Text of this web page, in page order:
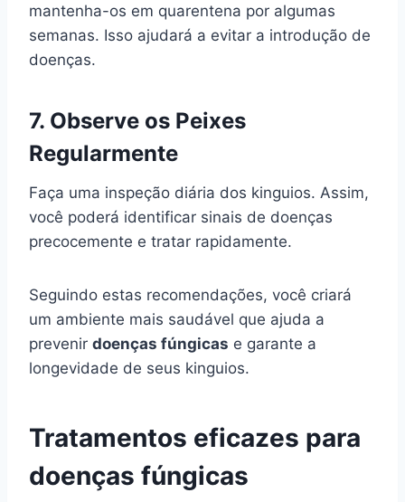
mantenha-os em quarentena por algumas
semanas. Isso ajudará a evitar a introdução de
doenças.
7. Observe os Peixes
Regularmente
Faça uma inspeção diária dos kinguios. Assim,
você poderá identificar sinais de doenças
precocemente e tratar rapidamente.
Seguindo estas recomendações, você criará
um ambiente mais saudável que ajuda a
prevenir doenças fúngicas e garante a
longevidade de seus kinguios.
Tratamentos eficazes para
doenças fúngicas